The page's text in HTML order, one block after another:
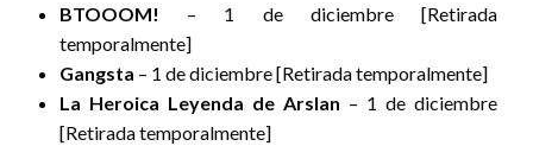
BTOOOM!
– 1 de diciembre [Retirada
temporalmente]
Gangsta – 1 de diciembre [Retirada temporalmente]
La Heroica Leyenda de Arslan – 1 de diciembre
[Retirada temporalmente]